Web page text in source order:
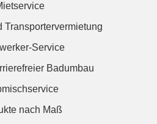
Transportervermietung
Service
Badumbau
nach Maß